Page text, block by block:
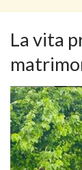
La vita